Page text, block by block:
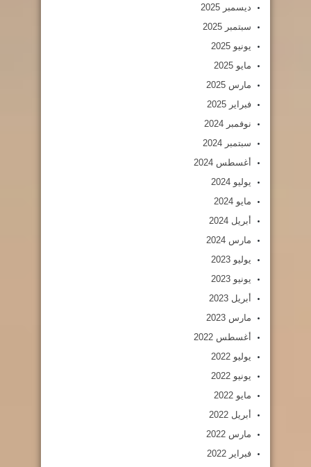
ديسمبر 2025
سبتمبر 2025
يونيو 2025
مايو 2025
مارس 2025
فبراير 2025
نوفمبر 2024
سبتمبر 2024
أغسطس 2024
يوليو 2024
مايو 2024
أبريل 2024
مارس 2024
يوليو 2023
يونيو 2023
أبريل 2023
مارس 2023
أغسطس 2022
يوليو 2022
يونيو 2022
مايو 2022
أبريل 2022
مارس 2022
فبراير 2022